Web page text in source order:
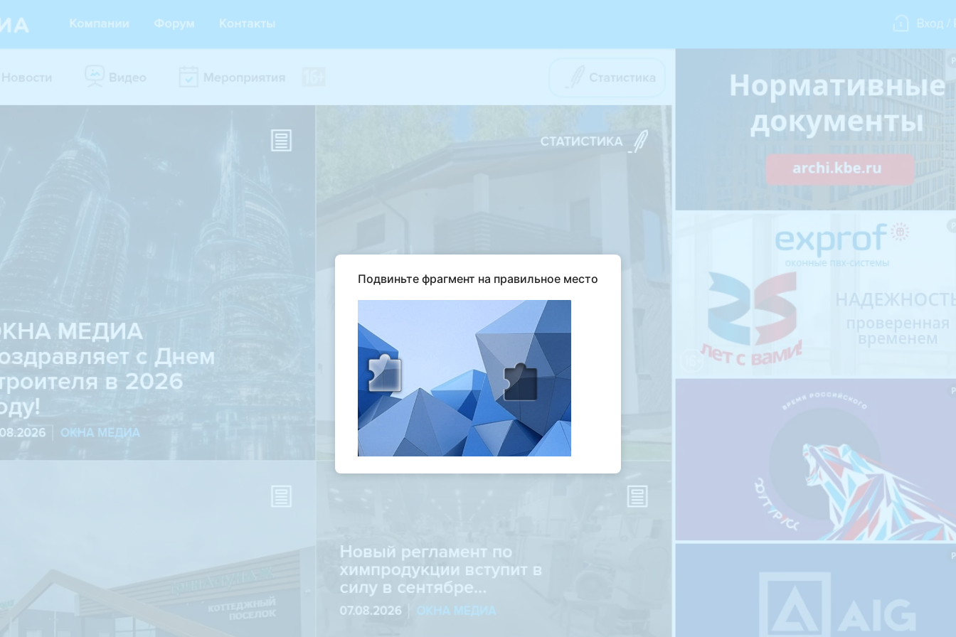
Подвиньте фрагмент на правильное место